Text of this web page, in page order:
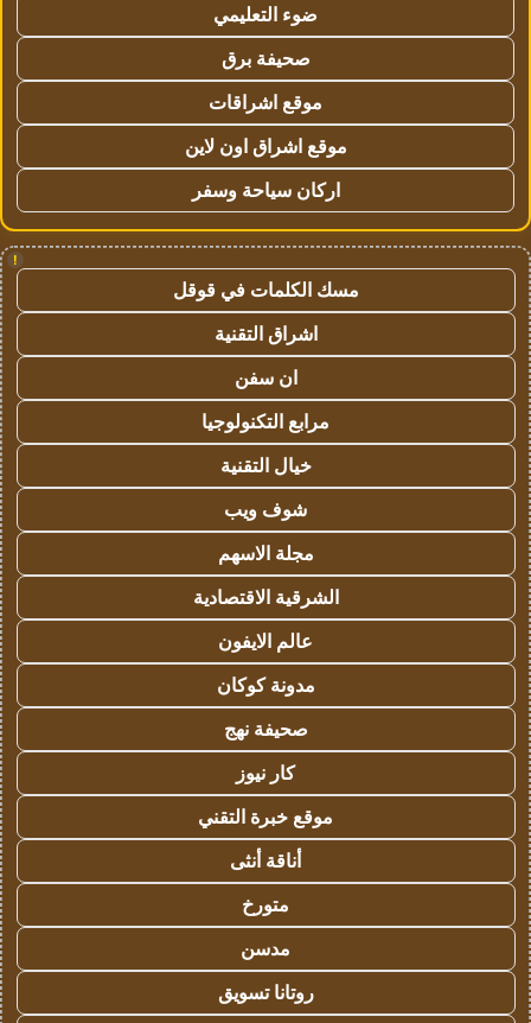
ضوء التعليمي
صحيفة برق
موقع اشراقات
موقع اشراق اون لاين
اركان سياحة وسفر
!
مسك الكلمات في قوقل
اشراق التقنية
ان سفن
مرابع التكنولوجيا
خيال التقنية
شوف ويب
مجلة الاسهم
الشرقية الاقتصادية
عالم الايفون
مدونة كوكان
صحيفة نهج
كار نيوز
موقع خبرة التقني
أناقة أنثى
متورخ
مدسن
روتانا تسويق